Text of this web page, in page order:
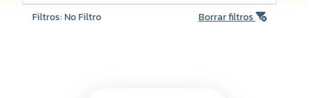
Filtros: No Filtro Borrar filtros